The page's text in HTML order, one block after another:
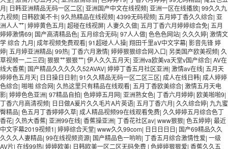
月| 日韩亚洲精品无码一区二区| 亚洲国产中文在线视频| 亚洲一区在线播放| 99久久九
九视频| 日韩欧美不卡| 9久热精品在线视频| 4399无码视频| 五月婷丁香久久综合| 亚
洲人人艹| 婷婷黄色五月| 超碰在线视屏| 人妻久久做| 五月丁香六月婷婷综合免| 五月
婷婷激情69| 国产高清精品色| 五月综合无码| 97人人做| 色色色网站| 久久久婷| 激情文
学 综合 九月| 成年视频免费观看| 91超碰人人操| 翔田千里aV中文字幕| 影音先锋 婷
婷| 五月婷亚洲精品| 99热| 丁香六月激情| 婷婷狠狠综合网入口| 另类国产欧美视频| 久
草视频一,二三四| 狠狠艹狠狠艹| 伊人久久五月天| 亚洲va欧美va天堂v国产综合| AV在
线大香蕉| 国产精品久久久久久52AVAV| 婷婷丁香五月社区亚洲| 激情av在线| 五月天
婷婷色五月天| 日日操日日射| 91久久精品无码一区二区三区| 成人在线日韩| 成人婷婷
色综合| 啪啪 综合网| 久热这里只有精品在线观看| 五月丁香欧美综合| 激情五月天电
影| 婷婷色色亚洲| 97精品自拍| 色婷婷五月网| 亚洲熟女色| 丁香六月婷婷| 欧美啪啪9|
丁香六月高清视频| 日日做A爰片久久毛片A片英语| 五月丁香六月| 久久综合婷| 九九蜜
臀精品| 色五月丁香婷婷久草| 成人精品视频99在线观看免费| 久久婷婷五月综合色丁
香花| 久热大香蕉| 亚洲99在线| 香蕉操亚洲| 丁香花社区av| www狠狠| 色五婷婷| 最近
中文字幕2019视频1| 婷婷综合天堂| www久久99com| 日日日日日| 国产69精品久久
久久久人妻精品| 99在线视频资源| 国产精品色一哟哟| 丁香五月综合激情性爱| 一级
AV片| 在线99热| 婷婷欧美| 日韩欧美一区二区无码免费 | 色婷婷狠狠爱| 香蕉久久五